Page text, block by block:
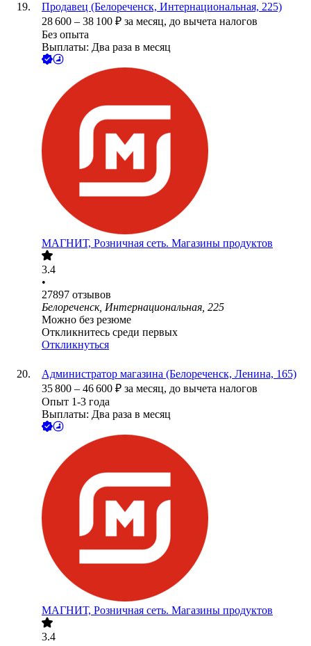
Продавец (Белореченск, Интернациональная, 225)
28 600 – 38 100 ₽ за месяц, до вычета налогов
Без опыта
Выплаты: Два раза в месяц
МАГНИТ, Розничная сеть. Магазины продуктов
3.4
•
27897 отзывов
Белореченск, Интернациональная, 225
Можно без резюме
Откликнитесь среди первых
Откликнуться
Администратор магазина (Белореченск, Ленина, 165)
35 800 – 46 600 ₽ за месяц, до вычета налогов
Опыт 1-3 года
Выплаты: Два раза в месяц
МАГНИТ, Розничная сеть. Магазины продуктов
3.4